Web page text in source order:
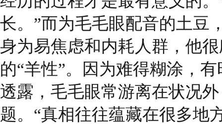
长。”而为毛毛眼配音的土豆
身为易焦虑和内耗人群，他
的“羊性”。因为难得糊涂，
透露，毛毛眼常游离在状况
题。“真相往往蕴藏在很多地